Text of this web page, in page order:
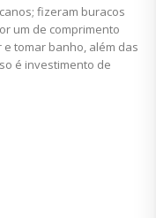
fizeram buracos
um de comprimento
tomar banho, além das
é investimento de